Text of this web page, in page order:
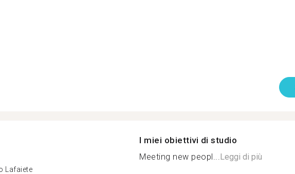
Lafaiete
I miei obiettivi di studio
Meeting new peopl...Leggi di più